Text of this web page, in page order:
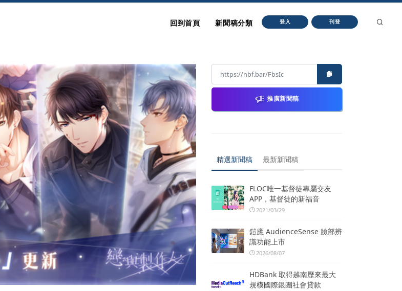
回到首頁 新聞稿分類 登入 刊登
推廣新聞稿
精選新聞稿 最新新聞稿
FLOC唯一基督徒專屬交友
APP，基督徒的新福音
2021/03/29
鎧應 AudienceSense 臉部辨
識功能上市
2026/08/07
HDBank 取得越南歷來最大
規模國際銀團社會貸款